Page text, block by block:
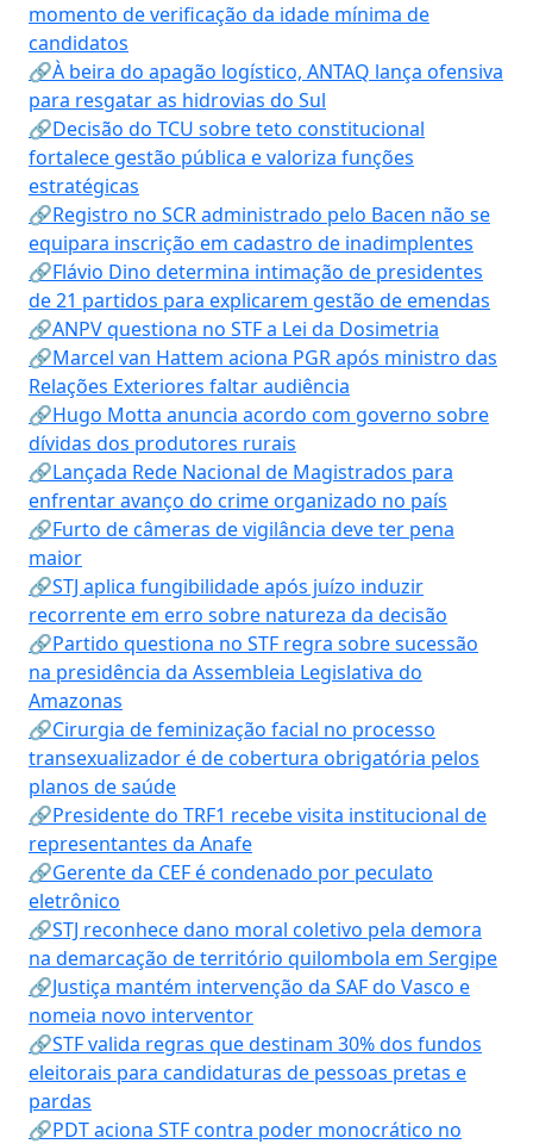
momento de verificação da idade mínima de
candidatos
🔗À beira do apagão logístico, ANTAQ lança ofensiva
para resgatar as hidrovias do Sul
🔗Decisão do TCU sobre teto constitucional
fortalece gestão pública e valoriza funções
estratégicas
🔗Registro no SCR administrado pelo Bacen não se
equipara inscrição em cadastro de inadimplentes
🔗Flávio Dino determina intimação de presidentes
de 21 partidos para explicarem gestão de emendas
🔗ANPV questiona no STF a Lei da Dosimetria
🔗Marcel van Hattem aciona PGR após ministro das
Relações Exteriores faltar audiência
🔗Hugo Motta anuncia acordo com governo sobre
dívidas dos produtores rurais
🔗Lançada Rede Nacional de Magistrados para
enfrentar avanço do crime organizado no país
🔗Furto de câmeras de vigilância deve ter pena
maior
🔗STJ aplica fungibilidade após juízo induzir
recorrente em erro sobre natureza da decisão
🔗Partido questiona no STF regra sobre sucessão
na presidência da Assembleia Legislativa do
Amazonas
🔗Cirurgia de feminização facial no processo
transexualizador é de cobertura obrigatória pelos
planos de saúde
🔗Presidente do TRF1 recebe visita institucional de
representantes da Anafe
🔗Gerente da CEF é condenado por peculato
eletrônico
🔗STJ reconhece dano moral coletivo pela demora
na demarcação de território quilombola em Sergipe
🔗Justiça mantém intervenção da SAF do Vasco e
nomeia novo interventor
🔗STF valida regras que destinam 30% dos fundos
eleitorais para candidaturas de pessoas pretas e
pardas
🔗PDT aciona STF contra poder monocrático no